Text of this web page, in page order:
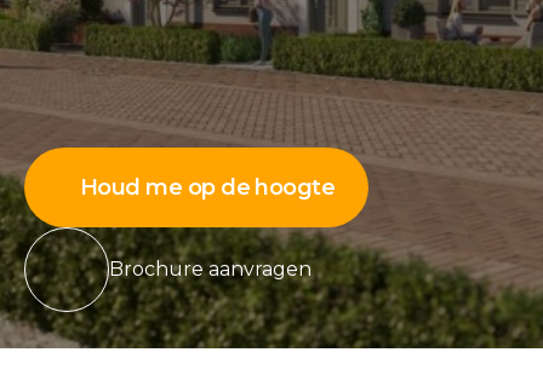
Houd me op de hoogte
Brochure aanvragen